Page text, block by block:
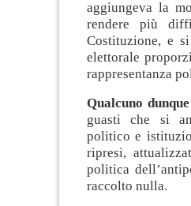
aggiungeva la
rendere più
Costituzione, e
elettorale
rappresentanza
Qualcuno dunque
guasti che si
politico e
ripresi,
politica
raccolto nulla.